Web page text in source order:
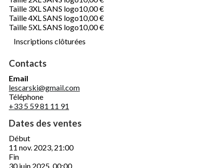
Taille 3XL SANS logo10,00 €
Taille 4XL SANS logo10,00 €
Taille 5XL SANS logo10,00 €
Inscriptions clôturées
Contacts
Email
lescarski@gmail.com
Téléphone
+33 5 59 81 11 91
Dates des ventes
Début
11 nov. 2023, 21:00
Fin
30 juin 2025, 00:00